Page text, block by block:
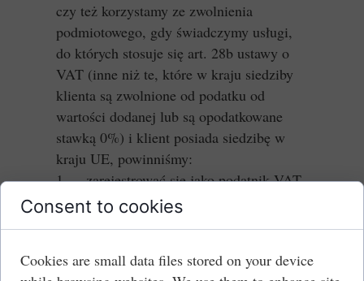
czy też korzystamy ze zwolnienia
podmiotowego, gdy świadczymy usługi,
do których stosuje się art. 28b ustawy o
VAT (inne niż te, które w kraju siedziby
klienta są zwolnione od podatku od
wartości dodanej lub są opodatkowane
stawką 0%) i klient posiada siedzibę w
kraju UE, powinniśmy:
1. zarejestrować się jako podatnik VAT
UE i posługiwać się numerem NIP z
podsumowującą.
Consent to cookies
Cookies are small data files stored on your device